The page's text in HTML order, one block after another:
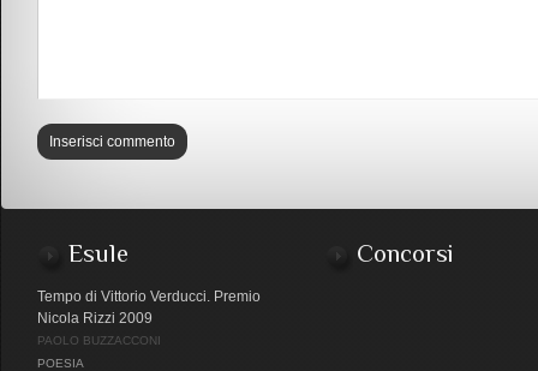
Esule
Tempo di Vittorio Verducci. Premio
Nicola Rizzi 2009
PAOLO BUZZACCONI
POESIA
Concorsi